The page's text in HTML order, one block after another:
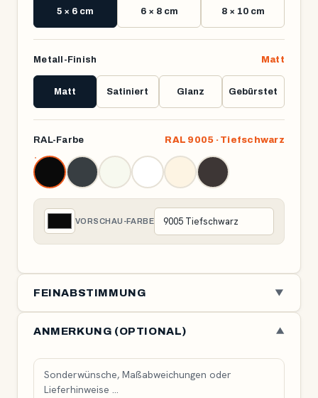
5 × 6 cm 6 × 8 cm 8 × 10 cm
Metall-Finish Matt
Matt Satiniert Glanz Gebürstet
RAL-Farbe RAL 9005 · Tiefschwarz
VORSCHAU-FARBE
FEINABSTIMMUNG ▼
Bein-Einzug (cm)
ANMERKUNG (OPTIONAL) ▼